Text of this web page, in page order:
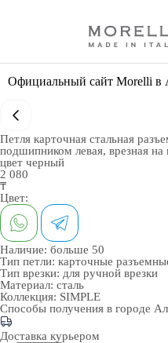
Официальный сайт Morelli в
Петля карточная стальная
подшипником левая, врезная на
цвет черный
2 080
₸
Цвет:
Наличие: больше 50
Тип петли: карточные
Тип врезки: для ручной врезки
Материал: сталь
Коллекция: SIMPLE
Способы получения в городе
Доставка курьером